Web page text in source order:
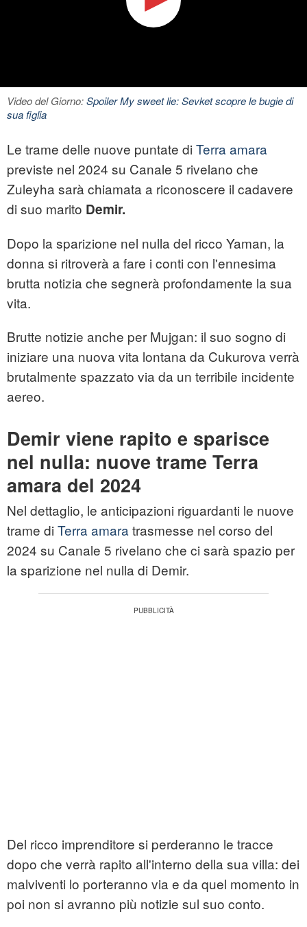
Video del Giorno:Spoiler My sweet lie: Sevket scopre le bugie di
sua figlia
Le trame delle nuove puntate di Terra amara
previste nel 2024 su Canale 5 rivelano che
Zuleyha sarà chiamata a riconoscere il cadavere
di suo marito Demir.
Dopo la sparizione nel nulla del ricco Yaman, la
donna si ritroverà a fare i conti con l'ennesima
brutta notizia che segnerà profondamente la sua
vita.
Brutte notizie anche per Mujgan: il suo sogno di
iniziare una nuova vita lontana da Cukurova verrà
brutalmente spazzato via da un terribile incidente
aereo.
Demir viene rapito e sparisce
nel nulla: nuove trame Terra
amara del 2024
Nel dettaglio, le anticipazioni riguardanti le nuove
trame di Terra amara trasmesse nel corso del
2024 su Canale 5 rivelano che ci sarà spazio per
la sparizione nel nulla di Demir.
Del ricco imprenditore si perderanno le tracce
dopo che verrà rapito all'interno della sua villa: dei
malviventi lo porteranno via e da quel momento in
poi non si avranno più notizie sul suo conto.